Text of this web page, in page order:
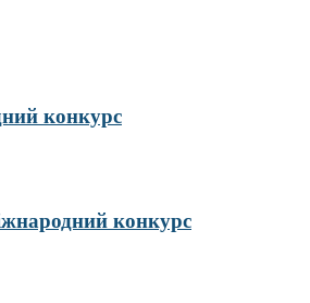
конкурс
конкурс